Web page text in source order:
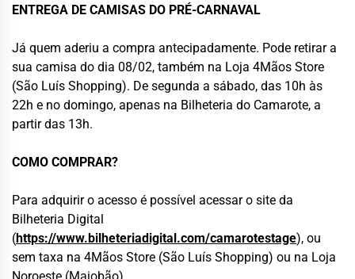
ENTREGA DE CAMISAS DO PRÉ-CARNAVAL
Já quem aderiu a compra antecipadamente. Pode retirar a
sua camisa do dia 08/02, também na Loja 4Mãos Store
(São Luís Shopping). De segunda a sábado, das 10h às
22h e no domingo, apenas na Bilheteria do Camarote, a
partir das 13h.
COMO COMPRAR?
Para adquirir o acesso é possível acessar o site da
Bilheteria Digital
(https://www.bilheteriadigital.com/camarotestage), ou
sem taxa na 4Mãos Store (São Luís Shopping) ou na Loja
Noroeste (Maiobão).